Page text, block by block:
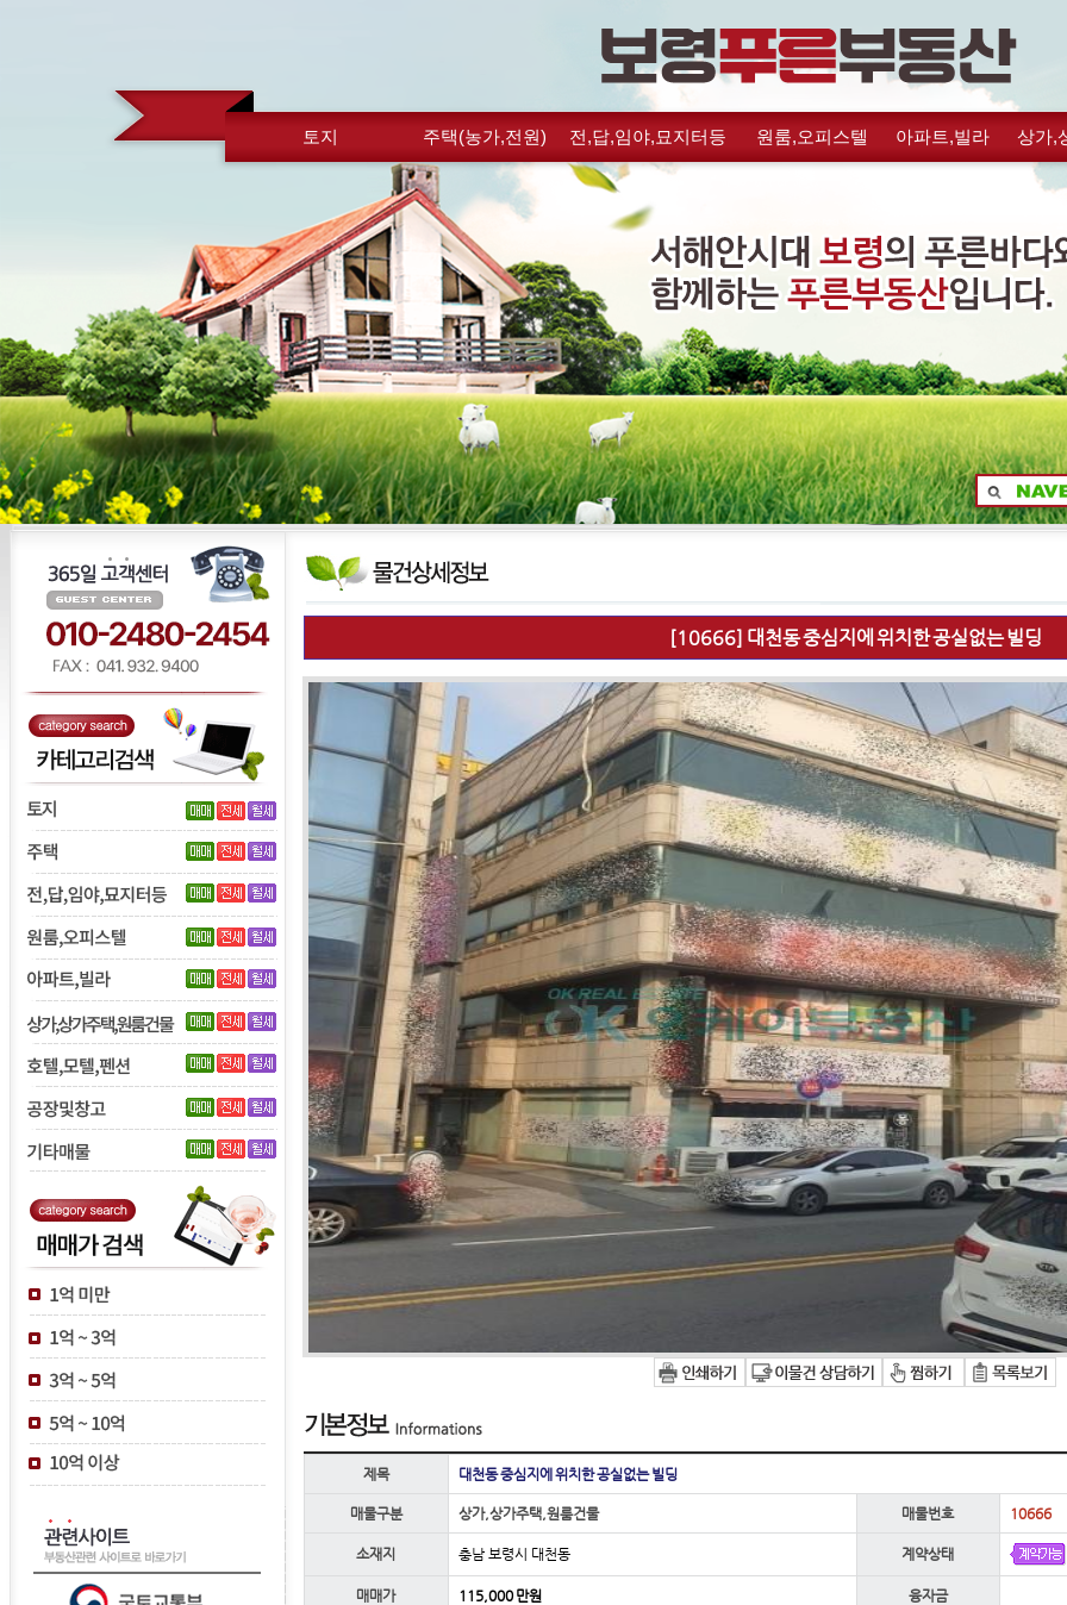
토지 주택(농가,전원) 전,답,임야,묘지터등 원룸,오피스텔 아파트,빌라 상가,
[10666] 대천동 중심지에 위치한 공실없는 빌딩
제목 대천동 중심지에 위치한 공실없는 빌딩
매물구분 상가,상가주택,원룸건물 매물번호 10666
소재지 충남 보령시 대천동 계약상태
매매가 115,000 만원 융자금